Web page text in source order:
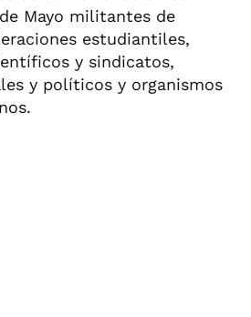
Mayo militantes de
estudiantiles,
y sindicatos,
y políticos y organismos